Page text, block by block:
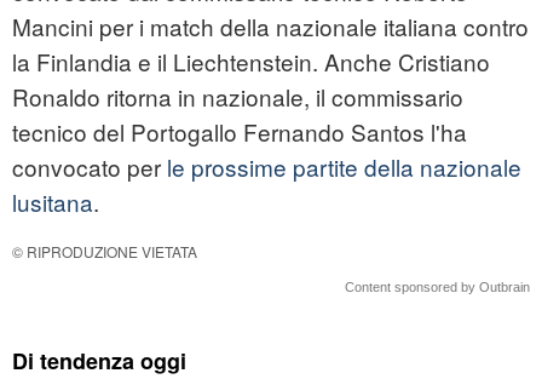
Mancini per i match della nazionale italiana contro
la Finlandia e il Liechtenstein. Anche Cristiano
Ronaldo ritorna in nazionale, il commissario
tecnico del Portogallo Fernando Santos l'ha
convocato per le prossime partite della nazionale
lusitana.
© RIPRODUZIONE VIETATA
Content sponsored by Outbrain
Di tendenza oggi